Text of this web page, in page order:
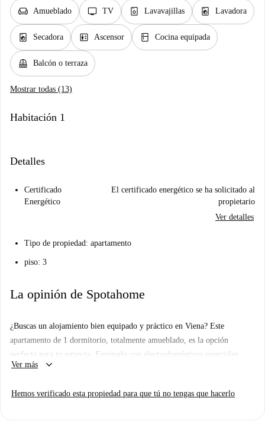
chair Amueblado tv TV dishwasher_gen Lavavajillas local_laundry_service Lavadora
local_laundry_service Secadora elevator Ascensor kitchen Cocina equipada
balcony Balcón o terraza
Mostrar todas (13)
Habitación 1
Detalles
Certificado
Energético
El certificado energético se ha solicitado al
propietario
Ver detalles
Tipo de propiedad: apartamento
piso: 3
La opinión de Spotahome
¿Buscas un alojamiento bien equipado y práctico en Viena? Este
apartamento de 1 dormitorio, totalmente amueblado, es la opción
perfecta para tu estancia. Equipado con electrodomésticos esenciales
como lavadora, secadora y lavavajillas, también incluye horno y TV. La
comodidad. Nota: No se admiten mascotas y todos los gastos deben
Ver más keyboard_arrow_down
Hemos verificado esta propiedad para que tú no tengas que hacerlo